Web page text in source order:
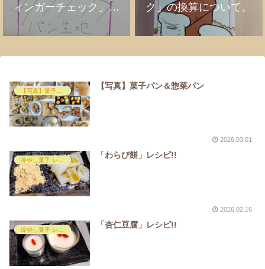
ィンガーチェック」の
話。
ク」の換算について。
【写真】菓子パン＆惣菜パン
2026.03.01
冷やし菓子 レシピ
「わらび餅」レシピ!!
2026.02.16
「杏仁豆腐」レシピ!!